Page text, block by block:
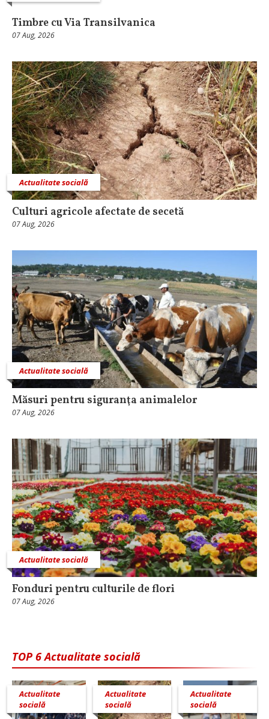
Timbre cu Via Transilvanica
07 Aug, 2026
Actualitate socială
Culturi agricole afectate de secetă
07 Aug, 2026
Actualitate socială
Măsuri pentru siguranţa animalelor
07 Aug, 2026
Actualitate socială
Fonduri pentru culturile de flori
07 Aug, 2026
TOP 6 Actualitate socială
Actualitate
socială
Actualitate
socială
Actualitate
socială